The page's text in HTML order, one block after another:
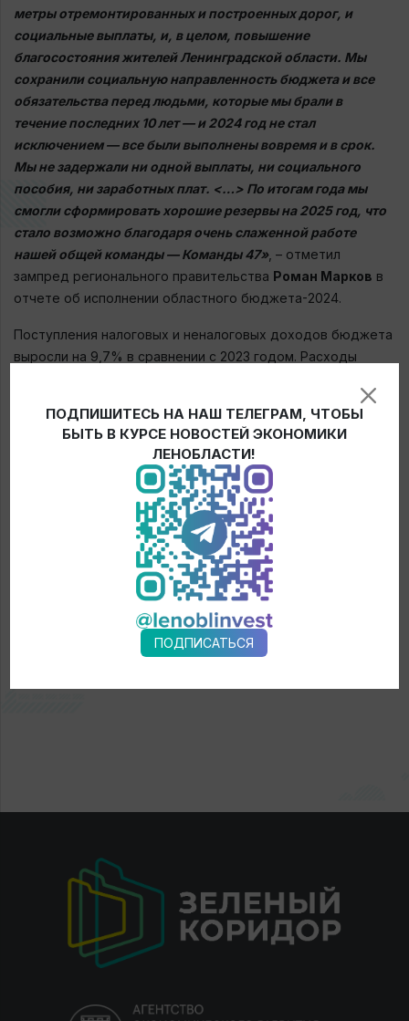
метры отремонтированных и построенных дорог, и
социальные выплаты, и, в целом, повышение
благосостояния жителей Ленинградской области. Мы
сохранили социальную направленность бюджета и все
обязательства перед людьми, которые мы брали в
течение последних 10 лет — и 2024 год не стал
исключением — все были выполнены вовремя и в срок.
Мы не задержали ни одной выплаты, ни социального
пособия, ни заработных плат. <…> По итогам года мы
смогли сформировать хорошие резервы на 2025 год, что
стало возможно благодаря очень слаженной работе
нашей общей команды — Команды 47», – отметил
зампред регионального правительства Роман Марков в
отчете об исполнении областного бюджета-2024.
Поступления налоговых и неналоговых доходов бюджета
выросли на 9,7% в сравнении с 2023 годом. Расходы
нагрузок в России, что позволяет выполнять все
бюджетные обязательства точно в срок.
ПОДПИШИТЕСЬ НА НАШ ТЕЛЕГРАМ, ЧТОБЫ
БЫТЬ В КУРСЕ НОВОСТЕЙ ЭКОНОМИКИ
ЛЕНОБЛАСТИ!
ПОДПИСАТЬСЯ